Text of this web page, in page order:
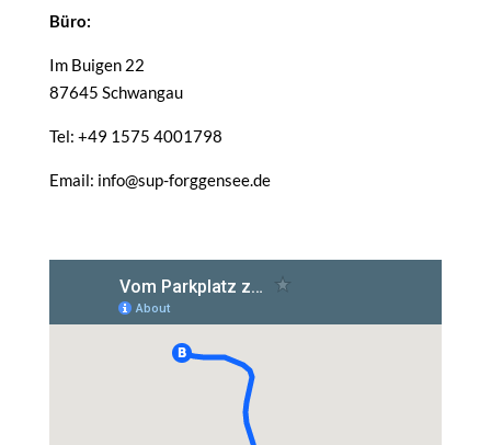
Büro:
Im Buigen 22
87645 Schwangau
Tel: +49 1575 4001798
Email: info@sup-forggensee.de